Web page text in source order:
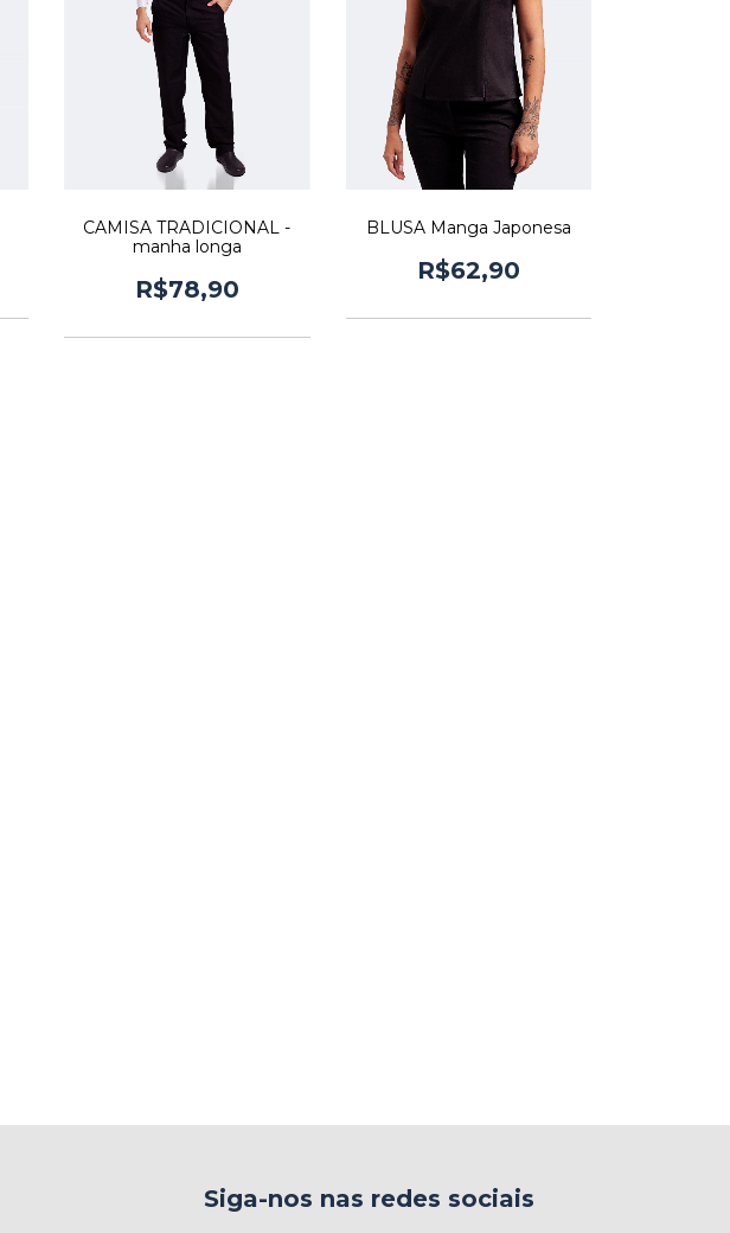
CAMISA TRADICIONAL -
manha longa
R$78,90
BLUSA Manga Japonesa
R$62,90
Siga-nos nas redes sociais